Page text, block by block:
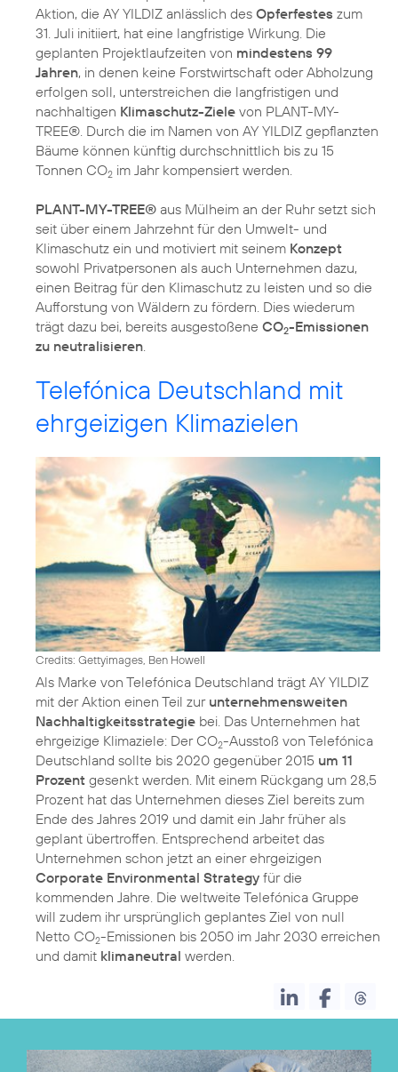
Aktion, die AY YILDIZ anlässlich des Opferfestes zum
31. Juli initiiert, hat eine langfristige Wirkung. Die
geplanten Projektlaufzeiten von mindestens 99
Jahren, in denen keine Forstwirtschaft oder Abholzung
erfolgen soll, unterstreichen die langfristigen und
nachhaltigen Klimaschutz-Ziele von PLANT-MY-
TREE®. Durch die im Namen von AY YILDIZ gepflanzten
Bäume können künftig durchschnittlich bis zu 15
Tonnen CO2 im Jahr kompensiert werden.
PLANT-MY-TREE® aus Mülheim an der Ruhr setzt sich
seit über einem Jahrzehnt für den Umwelt- und
Klimaschutz ein und motiviert mit seinem Konzept
sowohl Privatpersonen als auch Unternehmen dazu,
einen Beitrag für den Klimaschutz zu leisten und so die
Aufforstung von Wäldern zu fördern. Dies wiederum
trägt dazu bei, bereits ausgestoßene CO2-Emissionen
zu neutralisieren
Telefónica Deutschland mit
ehrgeizigen Klimazielen
Credits: Gettyimages, Ben Howell
Als Marke von Telefónica Deutschland trägt AY YILDIZ
mit der Aktion einen Teil zur unternehmensweiten
Nachhaltigkeitsstrategie bei. Das Unternehmen hat
ehrgeizige Klimaziele: Der CO2-Ausstoß von Telefónica
Deutschland sollte bis 2020 gegenüber 2015 um 11
Prozent gesenkt werden. Mit einem Rückgang um 28,5
Prozent hat das Unternehmen dieses Ziel bereits zum
Ende des Jahres 2019 und damit ein Jahr früher als
geplant übertroffen. Entsprechend arbeitet das
Unternehmen schon jetzt an einer ehrgeizigen
Corporate Environmental Strategy für die
kommenden Jahre. Die weltweite Telefónica Gruppe
will zudem ihr ursprünglich geplantes Ziel von null
Netto CO2-Emissionen bis 2050 im Jahr 2030 erreichen
und damit klimaneutral werden.